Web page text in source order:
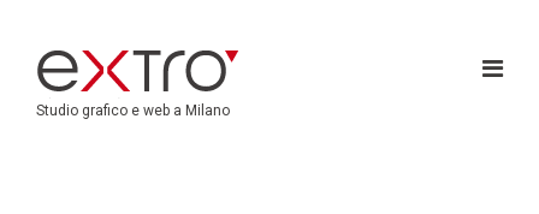
Studio grafico e web a Milano